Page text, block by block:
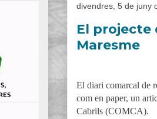
divendres, 5 de juny
El projecte
Maresme
El diari comarcal de
com en paper, un
Cabrils (COMCA).